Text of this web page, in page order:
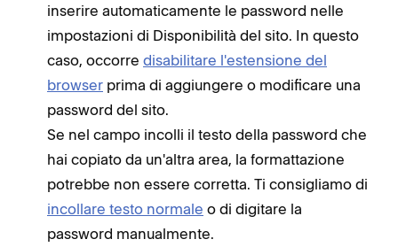
inserire automaticamente le password nelle
impostazioni di Disponibilità del sito. In questo
caso, occorre disabilitare l'estensione del
browser prima di aggiungere o modificare una
password del sito.
Se nel campo incolli il testo della password che
hai copiato da un'altra area, la formattazione
potrebbe non essere corretta. Ti consigliamo di
incollare testo normale o di digitare la
password manualmente.